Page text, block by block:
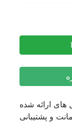
عدد
های ارائه شده
و پشتیبانی